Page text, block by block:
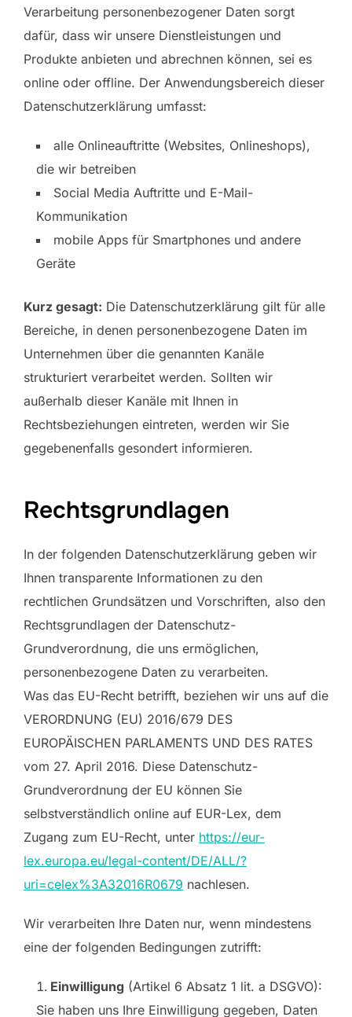
Verarbeitung personenbezogener Daten sorgt
dafür, dass wir unsere Dienstleistungen und
Produkte anbieten und abrechnen können, sei es
online oder offline. Der Anwendungsbereich dieser
Datenschutzerklärung umfasst:
alle Onlineauftritte (Websites, Onlineshops),
die wir betreiben
Social Media Auftritte und E-Mail-
Kommunikation
mobile Apps für Smartphones und andere
Geräte
Kurz gesagt: Die Datenschutzerklärung gilt für alle
Bereiche, in denen personenbezogene Daten im
Unternehmen über die genannten Kanäle
strukturiert verarbeitet werden. Sollten wir
außerhalb dieser Kanäle mit Ihnen in
Rechtsbeziehungen eintreten, werden wir Sie
gegebenenfalls gesondert informieren.
Rechtsgrundlagen
In der folgenden Datenschutzerklärung geben wir
Ihnen transparente Informationen zu den
rechtlichen Grundsätzen und Vorschriften, also den
Rechtsgrundlagen der Datenschutz-
Grundverordnung, die uns ermöglichen,
personenbezogene Daten zu verarbeiten.
Was das EU-Recht betrifft, beziehen wir uns auf die
VERORDNUNG (EU) 2016/679 DES
EUROPÄISCHEN PARLAMENTS UND DES RATES
vom 27. April 2016. Diese Datenschutz-
Grundverordnung der EU können Sie
selbstverständlich online auf EUR-Lex, dem
Zugang zum EU-Recht, unter https://eur-
lex.europa.eu/legal-content/DE/ALL/?
uri=celex%3A32016R0679 nachlesen.
Wir verarbeiten Ihre Daten nur, wenn mindestens
eine der folgenden Bedingungen zutrifft:
Einwilligung (Artikel 6 Absatz 1 lit. a DSGVO):
Sie haben uns Ihre Einwilligung gegeben, Daten